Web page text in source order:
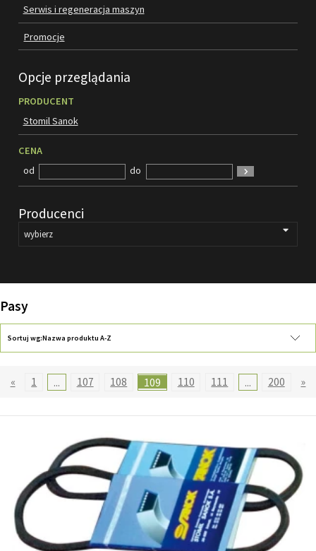
PROMOCJE
REGULAMIN
KATALOGI
SILNIKI ELEKTRYCZNE
PASY KLINOWE
KONTAKT
Serwis i regeneracja maszyn
Promocje
Opcje przeglądania
PRODUCENT
Stomil Sanok
CENA
od
do
Producenci
Pasy
Sortuj wg:Nazwa produktu A-Z
« 1 ... 107 108 109 110 111 ... 200 »